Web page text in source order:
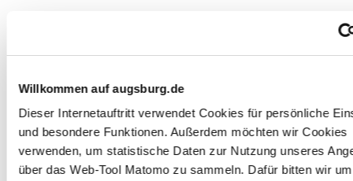
Willkommen auf augsburg.de
Dieser Internetauftritt verwendet Cookies für persönliche
und besondere Funktionen. Außerdem möchten wir Cookies
verwenden, um statistische Daten zur Nutzung unseres
über das Web-Tool Matomo zu sammeln. Dafür bitten wir